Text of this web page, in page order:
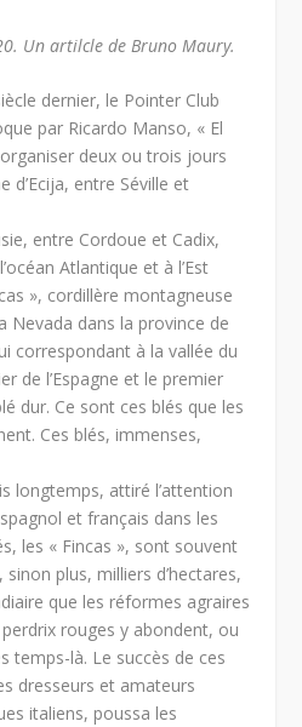
Un artilcle de Bruno Maury.
dernier, le Pointer Club
par Ricardo Manso, « El
deux ou trois jours
d’Ecija, entre Séville et
entre Cordoue et Cadix,
Atlantique et à l’Est
», cordillère montagneuse
Nevada dans la province de
correspondant à la vallée du
de l’Espagne et le premier
dur. Ce sont ces blés que les
Ces blés, immenses,
longtemps, attiré l’attention
et français dans les
les « Fincas », sont souvent
plus, milliers d’hectares,
que les réformes agraires
rouges y abondent, ou
temps-là. Le succès de ces
dresseurs et amateurs
italiens, poussa les